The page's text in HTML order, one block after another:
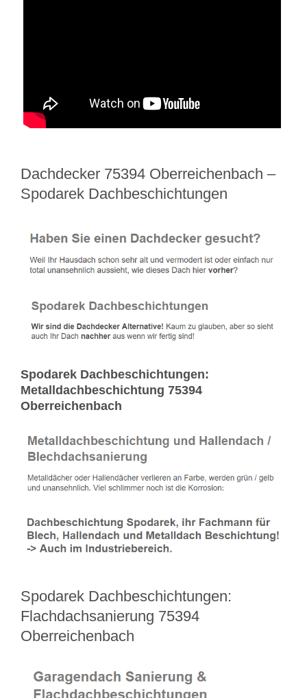
Dachdecker 75394 Oberreichenbach –
Spodarek Dachbeschichtungen
Spodarek Dachbeschichtungen:
Metalldachbeschichtung 75394
Oberreichenbach
Spodarek Dachbeschichtungen:
Flachdachsanierung 75394
Oberreichenbach